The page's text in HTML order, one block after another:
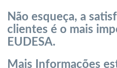
Não esqueça, a
clientes é o mais
EUDESA.
Mais Informações